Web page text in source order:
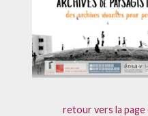
retour vers la page